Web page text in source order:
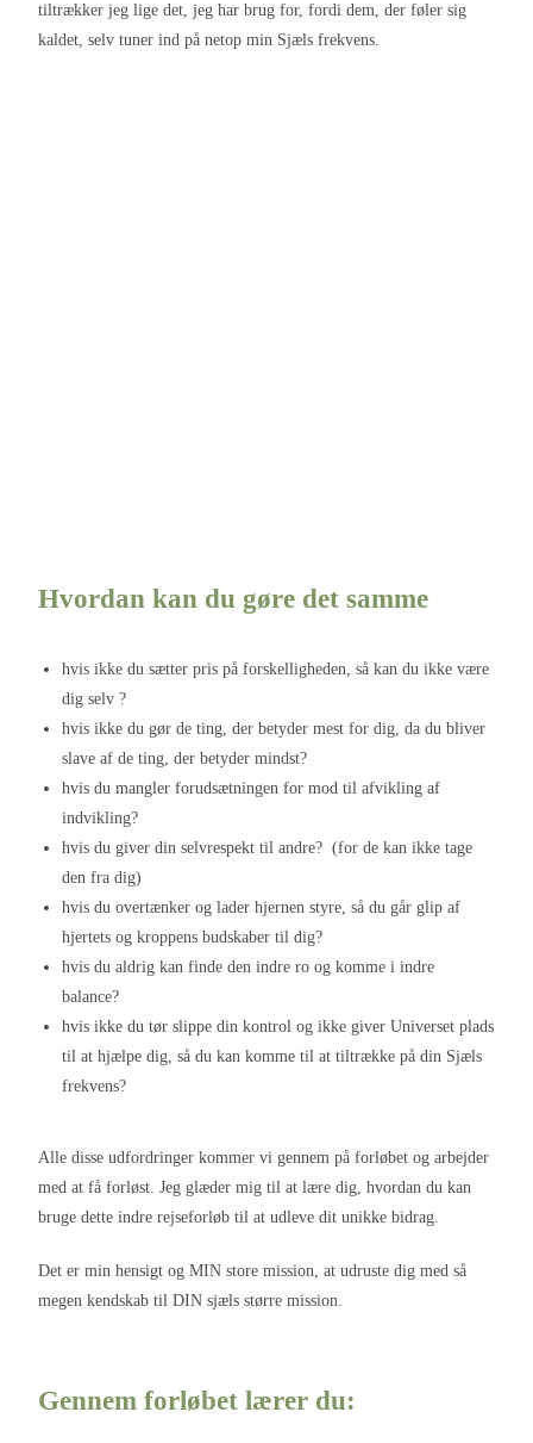
tiltrækker jeg lige det, jeg har brug for, fordi dem, der føler sig
kaldet, selv tuner ind på netop min Sjæls frekvens.
Hvordan kan du gøre det samme
hvis ikke du sætter pris på forskelligheden, så kan du ikke være
dig selv ?
hvis ikke du gør de ting, der betyder mest for dig, da du bliver
slave af de ting, der betyder mindst?
hvis du mangler forudsætningen for mod til afvikling af
indvikling?
hvis du giver din selvrespekt til andre? (for de kan ikke tage
den fra dig)
hvis du overtænker og lader hjernen styre, så du går glip af
hjertets og kroppens budskaber til dig?
hvis du aldrig kan finde den indre ro og komme i indre
balance?
hvis ikke du tør slippe din kontrol og ikke giver Universet plads
til at hjælpe dig, så du kan komme til at tiltrække på din Sjæls
frekvens?
Alle disse udfordringer kommer vi gennem på forløbet og arbejder
med at få forløst. Jeg glæder mig til at lære dig, hvordan du kan
bruge dette indre rejseforløb til at udleve dit unikke bidrag.
Det er min hensigt og MIN store mission, at udruste dig med så
megen kendskab til DIN sjæls større mission.
Gennem forløbet lærer du: